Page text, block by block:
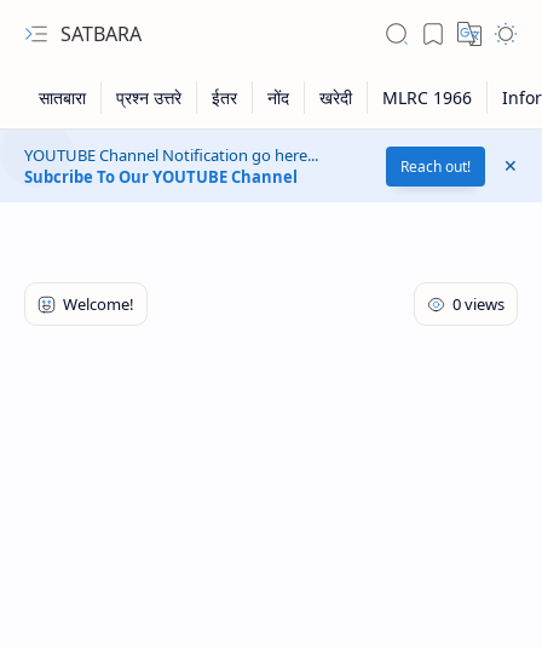
SATBARA
YOUTUBE Channel Notification go here...
Subcribe To Our YOUTUBE Channel
Reach out!